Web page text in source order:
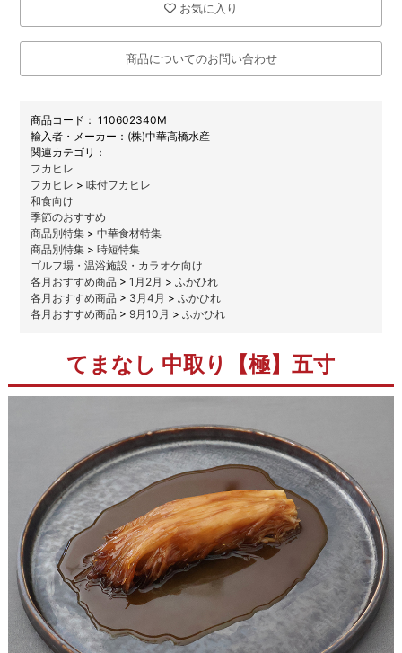
お気に入り
商品についてのお問い合わせ
商品コード： 110602340M
メーカー： (株)中華高橋水産
関連カテゴリ：
フカヒレ
フカヒレ >味付フカヒレ
和食向け
季節のおすすめ
商品別特集 >中華食材特集
商品別特集 >時短特集
ゴルフ場・温浴施設・カラオケ向け
各月おすすめ商品 >1月2月 >ふかひれ
各月おすすめ商品 > 3月4月 >ふかひれ
各月おすすめ商品 >9月10月 >ふかひれ
てまなし 中取り【極】五寸